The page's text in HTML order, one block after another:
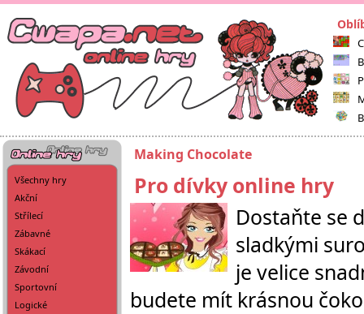
Všechny hry
Akční
Střílecí
Zábavné
Skákací
Závodní
Sportovní
Logické
Making Chocolate
Pro dívky online hry
Dostaňte se
sladkými
je velice
budete mít krásnou